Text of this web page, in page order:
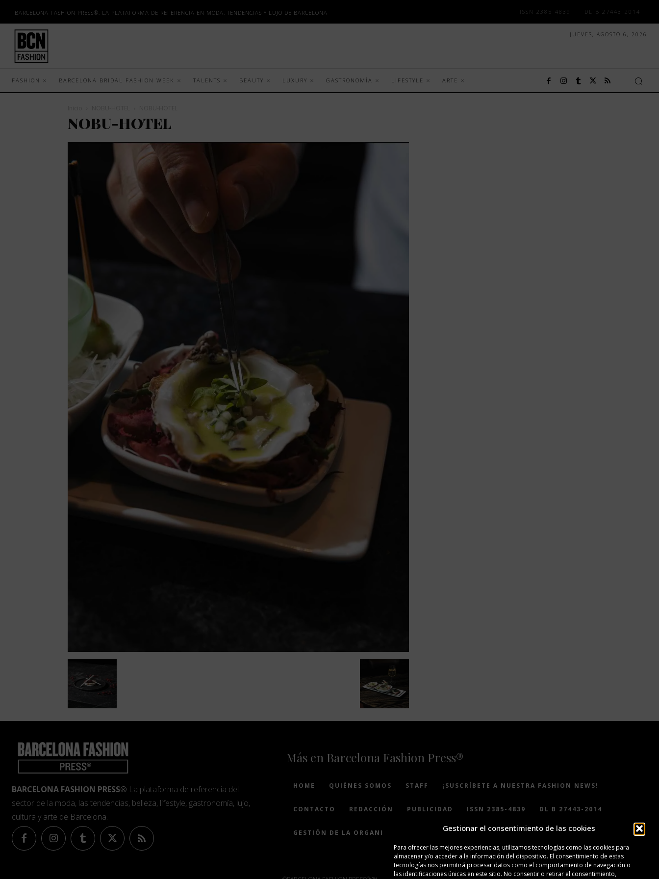
Gestionar el consentimiento de las cookies
Para ofrecer las mejores experiencias, utilizamos tecnologías como las cookies para
almacenar y/o acceder a la información del dispositivo. El consentimiento de estas
tecnologías nos permitirá procesar datos como el comportamiento de navegación o
las identificaciones únicas en este sitio. No consentir o retirar el consentimiento,
BARCELONA FASHION PRESS®, LA PLATAFORMA DE REFERENCIA EN MODA, TENDENCIAS Y LUJO DE BARCELONA ISSN 2385-4839 DL B 27443-2014
JUEVES, AGOSTO 6, 2026
FASHION BARCELONA BRIDAL FASHION WEEK TALENTS BEAUTY LUXURY GASTRONOMÍA LIFESTYLE ARTE
NOBU-HOTEL
BARCELONA FASHION PRESS® La plataforma de referencia del
sector de la moda, las tendencias, belleza, lifestyle, gastronomía, lujo,
cultura y arte de Barcelona.
Más en Barcelona Fashion Press®
HOME QUIÉNES SOMOS STAFF ¡SUSCRÍBETE A NUESTRA FASHION NEWS!
CONTACTO REDACCIÓN PUBLICIDAD ISSN 2385-4839 DL B 27443-2014
GESTIÓN DE LA ORGANIZACIÓN